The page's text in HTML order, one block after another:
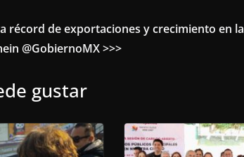
récord de exportaciones y crecimiento en la
@GobiernoMX >>>
gustar